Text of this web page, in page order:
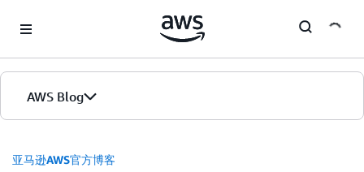
AWS Blog
首页
亚马逊AWS官方博客